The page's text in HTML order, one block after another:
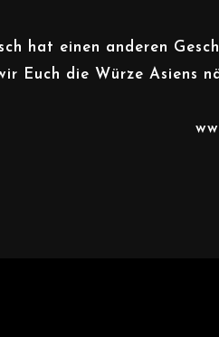
hat einen anderen
Euch die Würze Asiens